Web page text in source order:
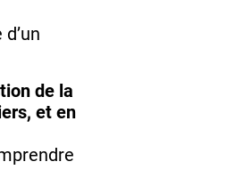
de la
et en